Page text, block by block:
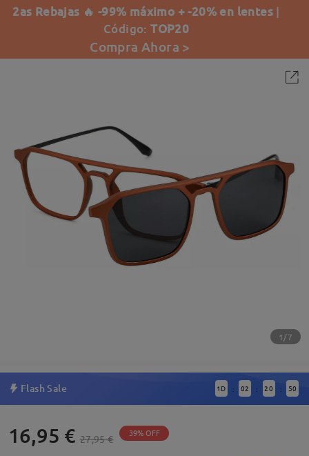
2as Rebajas 🔥 -99% máximo + -20% en lentes |
Código:TOP20
Compra Ahora >
1/7
Flash Sale 1 D : 02 : 20 : 50
16,95 € 27,95 € 39% OFF